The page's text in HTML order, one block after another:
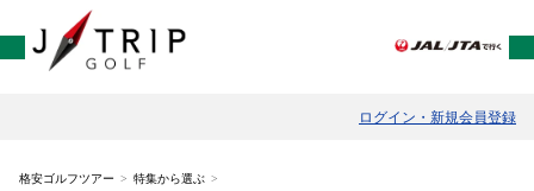
ログイン・新規会員登録
格安ゴルフツアー
特集から選ぶ